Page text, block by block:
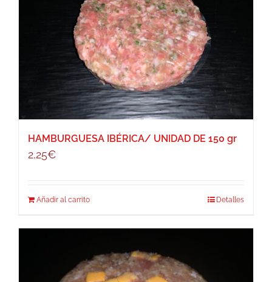
HAMBURGUESA IBÉRICA/ UNIDAD DE 150 gr
2,25€
Añadir al carrito Detalles